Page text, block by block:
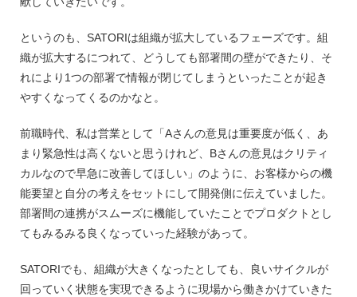
というのも、SATORIは組織が拡大しているフェーズです。組
織が拡大するにつれて、どうしても部署間の壁ができたり、そ
れにより1つの部署で情報が閉じてしまうといったことが起き
やすくなってくるのかなと。
前職時代、私は営業として「Aさんの意見は重要度が低く、あ
まり緊急性は高くないと思うけれど、Bさんの意見はクリティ
カルなので早急に改善してほしい」のように、お客様からの機
能要望と自分の考えをセットにして開発側に伝えていました。
部署間の連携がスムーズに機能していたことでプロダクトとし
てもみるみる良くなっていった経験があって。
SATORIでも、組織が大きくなったとしても、良いサイクルが
回っていく状態を実現できるように現場から働きかけていきた